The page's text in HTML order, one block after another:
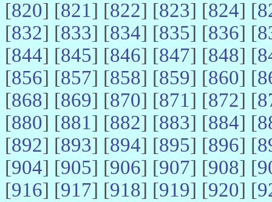
[820] [821] [822] [823] [824] [
[832] [833] [834] [835] [836] [
[844] [845] [846] [847] [848] [
[856] [857] [858] [859] [860] [
[868] [869] [870] [871] [872] [
[880] [881] [882] [883] [884] [
[892] [893] [894] [895] [896] [
[904] [905] [906] [907] [908] [
[916] [917] [918] [919] [920] [